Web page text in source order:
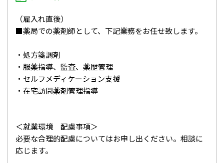
（雇入れ直後）
■薬局での薬剤師として、下記業務をお任せ致します。
・処方箋調剤
・服薬指導、監査、薬歴管理
・セルフメディケーション支援
・在宅訪問薬剤管理指導
＜就業環境 配慮事項＞
必要な合理的配慮についてはお申し出ください。相談に
応じます。